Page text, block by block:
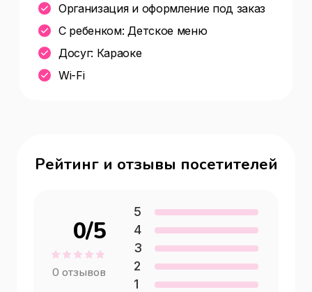
Организация и оформление под заказ
С ребенком: Детское меню
Досуг: Караоке
Wi-Fi
Рейтинг и отзывы посетителей
0/5
0 отзывов
5
4
3
2
1